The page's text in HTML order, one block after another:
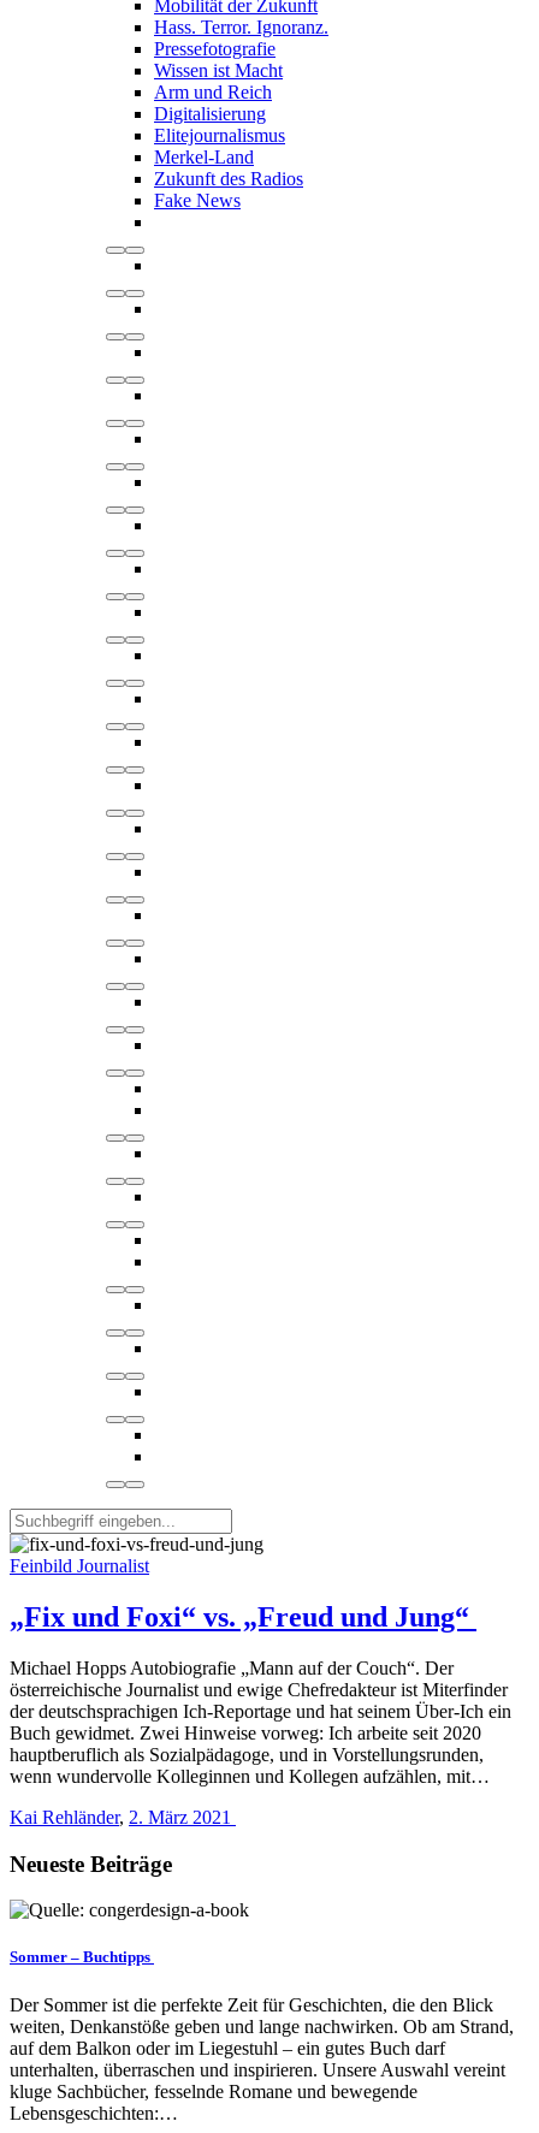
Mobilität der Zukunft
Hass. Terror. Ignoranz.
Pressefotografie
Wissen ist Macht
Arm und Reich
Digitalisierung
Elitejournalismus
Merkel-Land
Zukunft des Radios
Fake News
Feinbild Journalist
„Fix und Foxi“ vs. „Freud und Jung“
Michael Hopps Autobiografie „Mann auf der Couch“. Der
österreichische Journalist und ewige Chefredakteur ist Miterfinder
der deutschsprachigen Ich-Reportage und hat seinem Über-Ich ein
Buch gewidmet. Zwei Hinweise vorweg: Ich arbeite seit 2020
hauptberuflich als Sozialpädagoge, und in Vorstellungsrunden,
wenn wundervolle Kolleginnen und Kollegen aufzählen, mit…
Kai Rehländer, 2. März 2021
Neueste Beiträge
Sommer – Buchtipps
Der Sommer ist die perfekte Zeit für Geschichten, die den Blick
weiten, Denkanstöße geben und lange nachwirken. Ob am Strand,
auf dem Balkon oder im Liegestuhl – ein gutes Buch darf
unterhalten, überraschen und inspirieren. Unsere Auswahl vereint
kluge Sachbücher, fesselnde Romane und bewegende
Lebensgeschichten:…